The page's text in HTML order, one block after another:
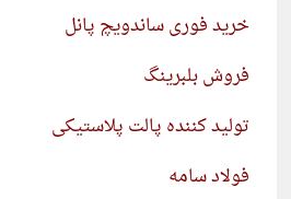
خرید فوری ساندویچ پانل
فروش بلبرینگ
تولید کننده پالت پلاستیکی
فولاد سامه